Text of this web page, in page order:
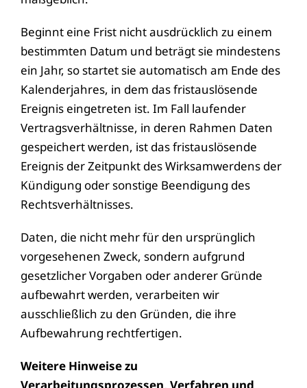
Beginnt eine Frist nicht ausdrücklich zu einem
bestimmten Datum und beträgt sie mindestens
ein Jahr, so startet sie automatisch am Ende des
Kalenderjahres, in dem das fristauslösende
Ereignis eingetreten ist. Im Fall laufender
Vertragsverhältnisse, in deren Rahmen Daten
gespeichert werden, ist das fristauslösende
Ereignis der Zeitpunkt des Wirksamwerdens der
Kündigung oder sonstige Beendigung des
Rechtsverhältnisses.
Daten, die nicht mehr für den ursprünglich
vorgesehenen Zweck, sondern aufgrund
gesetzlicher Vorgaben oder anderer Gründe
aufbewahrt werden, verarbeiten wir
ausschließlich zu den Gründen, die ihre
Aufbewahrung rechtfertigen.
Weitere Hinweise zu